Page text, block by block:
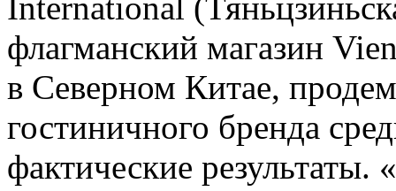
флагманский магазин
в Северном Китае,
гостиничного бренда
фактические